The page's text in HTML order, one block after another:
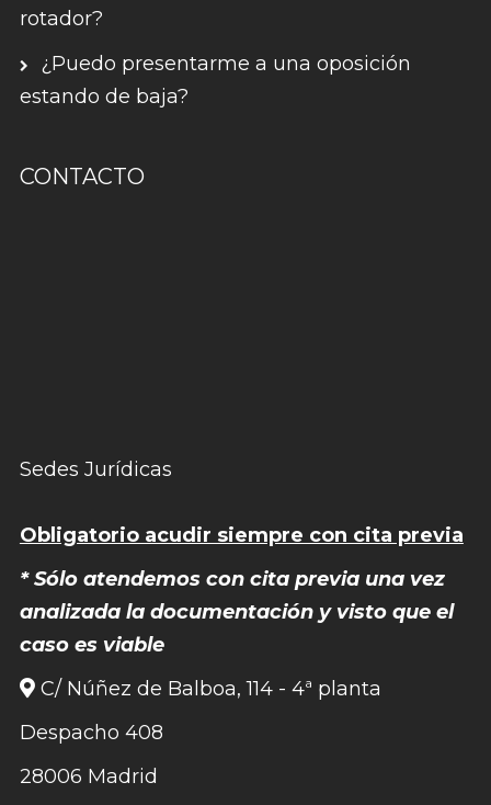
rotador?
¿Puedo presentarme a una oposición
estando de baja?
CONTACTO
Sedes Jurídicas
Obligatorio acudir siempre con cita previa
* Sólo atendemos con cita previa una vez
analizada la documentación y visto que el
caso es viable
C/ Núñez de Balboa, 114 - 4ª planta
Despacho 408
28006 Madrid